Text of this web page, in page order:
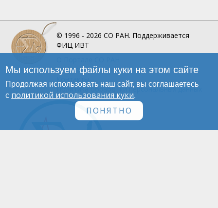
© 1996 - 2026 СО РАН. Поддерживается
ФИЦ ИВТ
Инфографика
Политика обработки персональных данных
Мы используем файлы куки на этом сайте
Продолжая использовать наш сайт, вы соглашаетесь
с политикой использования куки.
ПОНЯТНО